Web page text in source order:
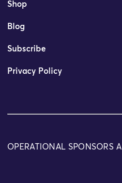
Shop
Blog
Subscribe
Privacy Policy
OPERATIONAL SPONSORS